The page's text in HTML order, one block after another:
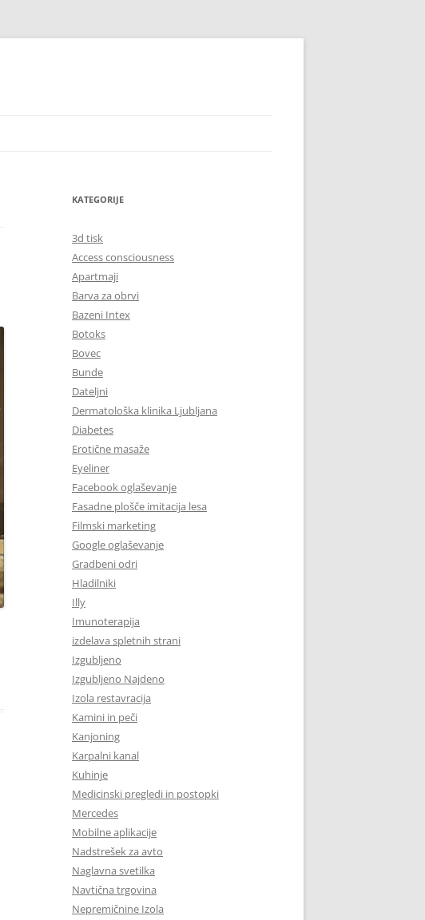
KATEGORIJE
3d tisk
Access consciousness
Apartmaji
Barva za obrvi
Bazeni Intex
Botoks
Bovec
Bunde
Dateljni
Dermatološka klinika Ljubljana
Diabetes
Erotične masaže
Eyeliner
Facebook oglaševanje
Fasadne plošče imitacija lesa
Filmski marketing
Google oglaševanje
Gradbeni odri
Hladilniki
Illy
Imunoterapija
izdelava spletnih strani
Izgubljeno
Izgubljeno Najdeno
Izola restavracija
Kamini in peči
Kanjoning
Karpalni kanal
Kuhinje
Medicinski pregledi in postopki
Mercedes
Mobilne aplikacije
Nadstrešek za avto
Naglavna svetilka
Navtična trgovina
Nepremičnine Izola